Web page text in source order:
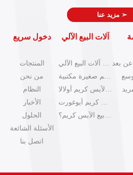
➣
دخول سريع
المنتجات
من نحن
النظام
الأخبار
الحلول
الأسئلة الشائعة
اتصل بنا
آلات البيع الآلي